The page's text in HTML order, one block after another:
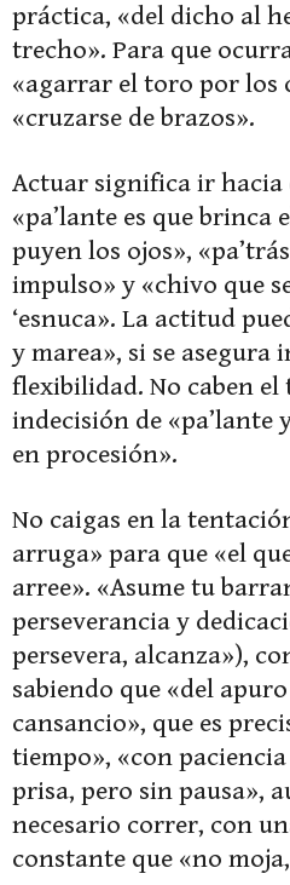
práctica, «del dicho al
trecho». Para que
«agarrar el toro por los
«cruzarse de brazos».
Actuar significa ir hacia
«pa’lante es que brinca
puyen los ojos»,
impulso» y «chivo que
‘esnuca». La actitud
y marea», si se asegura
flexibilidad. No caben el
indecisión de «pa’lante
en procesión».
No caigas en la
arruga» para que «el
arree». «Asume tu
perseverancia y
persevera, alcanza»),
sabiendo que «del
cansancio», que es
tiempo», «con
prisa, pero sin pausa»,
necesario correr, con
constante que «no